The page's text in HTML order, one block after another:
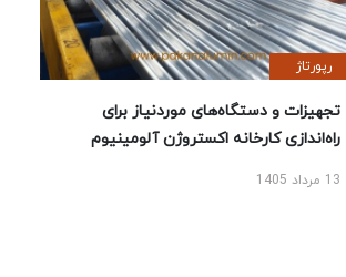
رپورتاژ
تجهیزات و دستگاه‌های موردنیاز برای
راه‌اندازی کارخانه اکستروژن آلومینیوم
13 مرداد 1405